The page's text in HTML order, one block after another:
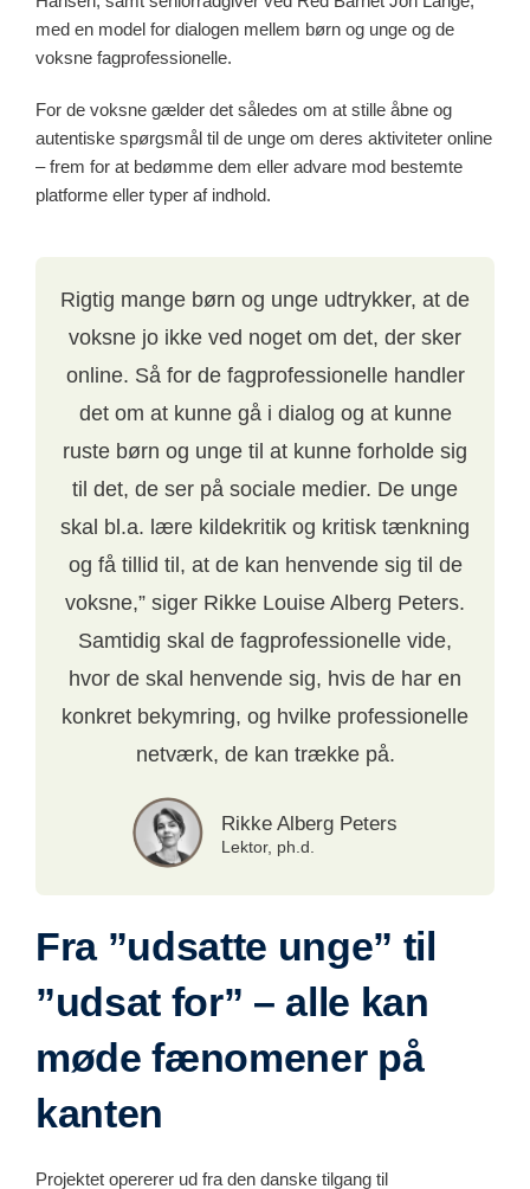
med en model for dialogen mellem børn og unge og de
voksne fagprofessionelle.
For de voksne gælder det således om at stille åbne og
autentiske spørgsmål til de unge om deres aktiviteter online
– frem for at bedømme dem eller advare mod bestemte
platforme eller typer af indhold.
Rigtig mange børn og unge udtrykker, at de
voksne jo ikke ved noget om det, der sker
online. Så for de fagprofessionelle handler
det om at kunne gå i dialog og at kunne
ruste børn og unge til at kunne forholde sig
til det, de ser på sociale medier. De unge
skal bl.a. lære kildekritik og kritisk tænkning
og få tillid til, at de kan henvende sig til de
voksne,” siger Rikke Louise Alberg Peters.
Samtidig skal de fagprofessionelle vide,
hvor de skal henvende sig, hvis de har en
konkret bekymring, og hvilke professionelle
netværk, de kan trække på.
Rikke Alberg Peters
Lektor, ph.d.
Fra ”udsatte unge” til
”udsat for” – alle kan
møde fænomener på
kanten
Projektet opererer ud fra den danske tilgang til